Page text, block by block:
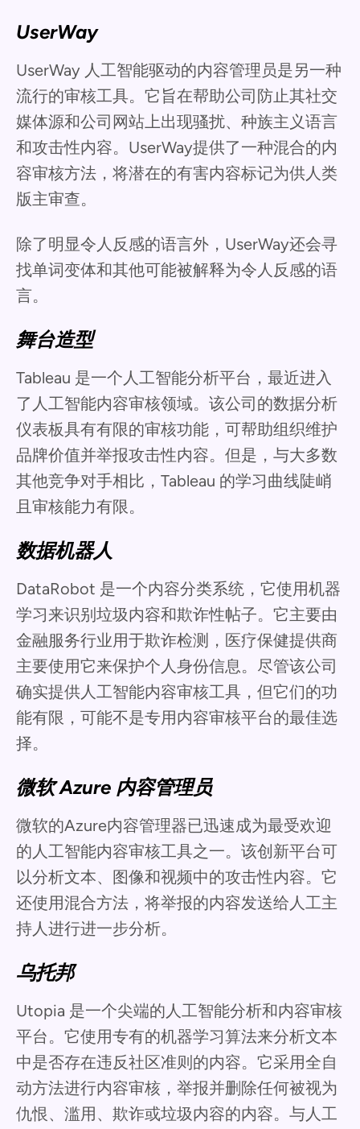
UserWay
UserWay 人工智能驱动的内容管理员是另一种
流行的审核工具。它旨在帮助公司防止其社交
媒体源和公司网站上出现骚扰、种族主义语言
和攻击性内容。UserWay提供了一种混合的内
容审核方法，将潜在的有害内容标记为供人类
版主审查。
除了明显令人反感的语言外，UserWay还会寻
找单词变体和其他可能被解释为令人反感的语
言。
舞台造型
Tableau 是一个人工智能分析平台，最近进入
了人工智能内容审核领域。该公司的数据分析
仪表板具有有限的审核功能，可帮助组织维护
品牌价值并举报攻击性内容。但是，与大多数
其他竞争对手相比，Tableau 的学习曲线陡峭
且审核能力有限。
数据机器人
DataRobot 是一个内容分类系统，它使用机器
学习来识别垃圾内容和欺诈性帖子。它主要由
金融服务行业用于欺诈检测，医疗保健提供商
主要使用它来保护个人身份信息。尽管该公司
确实提供人工智能内容审核工具，但它们的功
能有限，可能不是专用内容审核平台的最佳选
择。
微软 Azure 内容管理员
微软的Azure内容管理器已迅速成为最受欢迎
的人工智能内容审核工具之一。该创新平台可
以分析文本、图像和视频中的攻击性内容。它
还使用混合方法，将举报的内容发送给人工主
持人进行进一步分析。
乌托邦
Utopia 是一个尖端的人工智能分析和内容审核
平台。它使用专有的机器学习算法来分析文本
中是否存在违反社区准则的内容。它采用全自
动方法进行内容审核，举报并删除任何被视为
仇恨、滥用、欺诈或垃圾内容的内容。与人工